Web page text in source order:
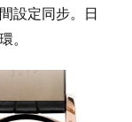
設定同步。日
。